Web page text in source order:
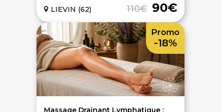
110€ 90€
LIEVIN (62)
Massage Drainant Lymphatique :
Promo
-18%